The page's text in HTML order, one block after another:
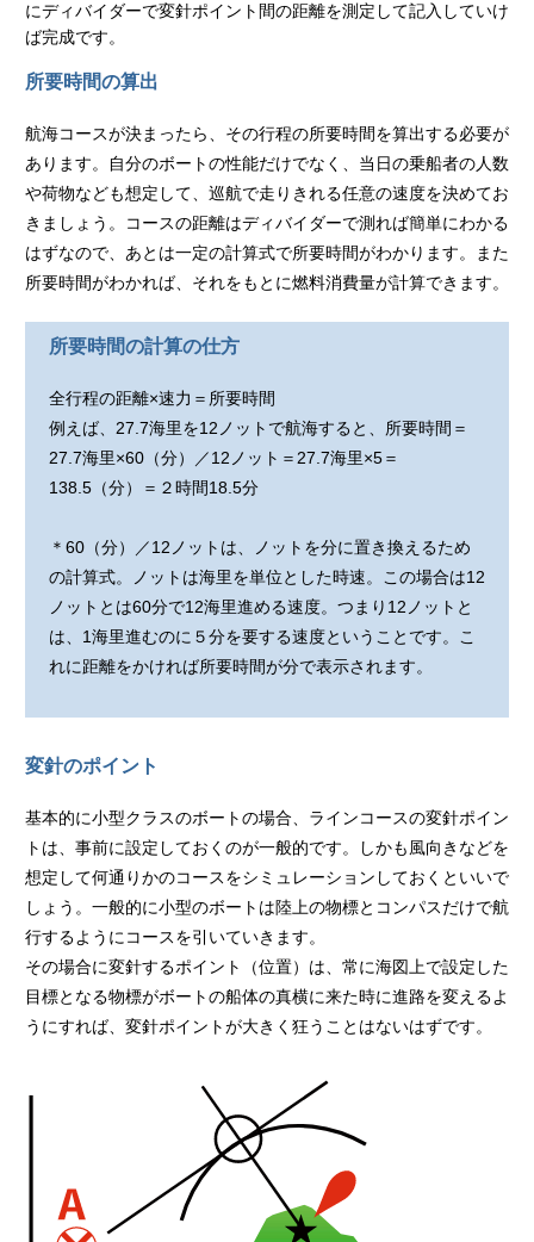
にディバイダーで変針ポイント間の距離を測定して記入していけ
ば完成です。
所要時間の算出
航海コースが決まったら、その行程の所要時間を算出する必要が
あります。自分のボートの性能だけでなく、当日の乗船者の人数
や荷物なども想定して、巡航で走りきれる任意の速度を決めてお
きましょう。コースの距離はディバイダーで測れば簡単にわかる
はずなので、あとは一定の計算式で所要時間がわかります。また
所要時間がわかれば、それをもとに燃料消費量が計算できます。
所要時間の計算の仕方
全行程の距離×速力＝所要時間
例えば、27.7海里を12ノットで航海すると、所要時間＝
27.7海里×60（分）／12ノット＝27.7海里×5＝
138.5（分）＝２時間18.5分
＊60（分）／12ノットは、ノットを分に置き換えるため
の計算式。ノットは海里を単位とした時速。この場合は12
ノットとは60分で12海里進める速度。つまり12ノットと
は、1海里進むのに５分を要する速度ということです。こ
れに距離をかければ所要時間が分で表示されます。
変針のポイント
基本的に小型クラスのボートの場合、ラインコースの変針ポイン
トは、事前に設定しておくのが一般的です。しかも風向きなどを
想定して何通りかのコースをシミュレーションしておくといいで
しょう。一般的に小型のボートは陸上の物標とコンパスだけで航
行するようにコースを引いていきます。
その場合に変針するポイント（位置）は、常に海図上で設定した
目標となる物標がボートの船体の真横に来た時に進路を変えるよ
うにすれば、変針ポイントが大きく狂うことはないはずです。